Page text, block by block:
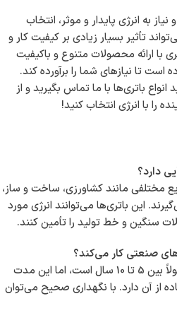
به انرژی پایدار و موثر، انتخاب
تأثیر بسیار زیادی بر کیفیت کار و
با ارائه محصولات متنوع و باکیفیت
است تا نیازهای شما را برآورده کند.
باتری‌ها با ما تماس بگیرید و از
را با انرژی انتخاب کنید!
مختلفی مانند کشاورزی، ساخت و ساز،
این باتری‌ها می‌توانند انرژی مورد
سنگین و خط تولید را تأمین کنند.
عمر مفید باتری‌های صنعتی معمولاً بین 5 تا 10 سال است، اما این مدت
از آن دارد. با نگهداری صحیح می‌توان